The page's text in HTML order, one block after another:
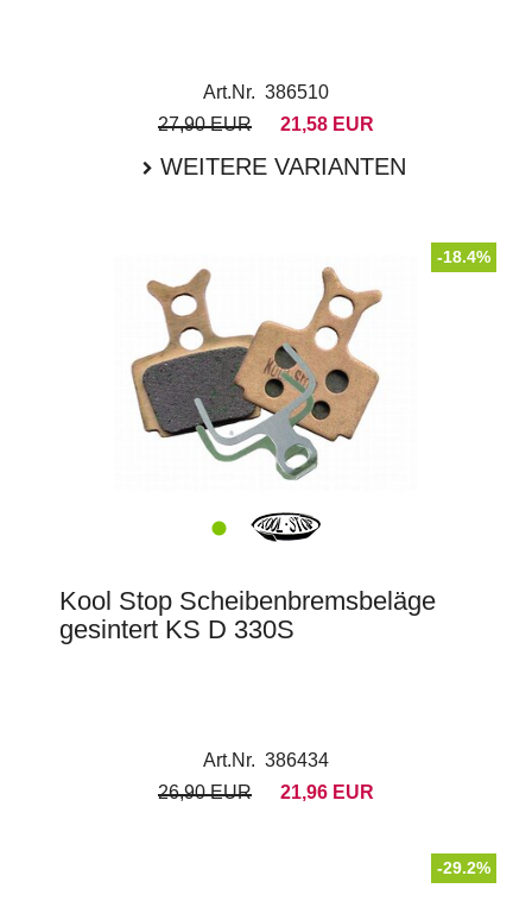
Art.Nr. 386510
27,90 EUR
21,58 EUR
WEITERE VARIANTEN
-18.4%
Kool Stop Scheibenbremsbeläge
gesintert KS D 330S
Art.Nr. 386434
26,90 EUR
21,96 EUR
-29.2%